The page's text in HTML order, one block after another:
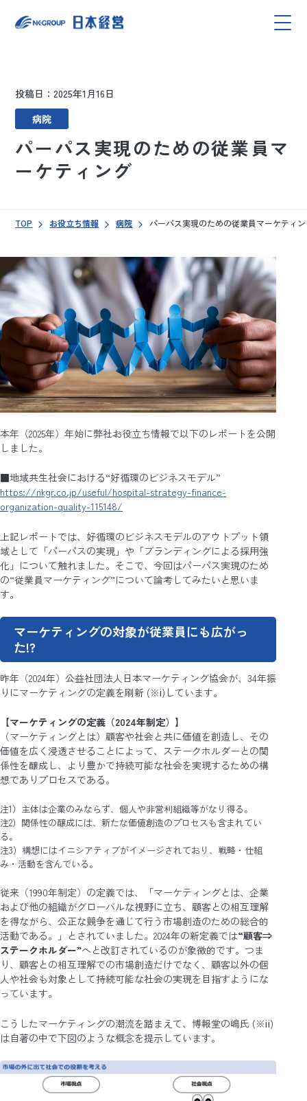
投稿日：2025年1月16日
病院
パーパス実現のための従業員マ
ーケティング
TOP お役立ち情報 病院 パーパス実現のための従業員マーケティ
本年（2025年）年始に弊社お役立ち情報で以下のレポートを公開
しました。
■地域共生社会における“好循環のビジネスモデル”
https://nkgr.co.jp/useful/hospital-strategy-finance-
organization-quality-115148/
上記レポートでは、好循環のビジネスモデルのアウトプット領
域として「パーパスの実現」や「ブランディングによる採用強
化」について触れました。そこで、今回はパーパス実現のため
の“従業員マーケティング”について論考してみたいと思いま
す。
マーケティングの対象が従業員にも広がっ
た!?
昨年（2024年）公益社団法人日本マーケティング協会が、34年振
りにマーケティングの定義を刷新 (※ⅰ)しています。
【マーケティングの定義（2024年制定）】
（マーケティングとは）顧客や社会と共に価値を創造し、その
価値を広く浸透させることによって、ステークホルダーとの関
係性を醸成し、より豊かで持続可能な社会を実現するための構
想でありプロセスである。
注1）主体は企業のみならず、個人や非営利組織等がなり得る。
注2）関係性の醸成には、新たな価値創造のプロセスも含まれてい
る。
注3）構想にはイニシアティブがイメージされており、戦略・仕組
み・活動を含んでいる。
従来（1990年制定）の定義では、「マーケティングとは、企業
および他の組織がグローバルな視野に立ち、顧客との相互理解
を得ながら、公正な競争を通じて行う市場創造のための総合的
活動である。」とされていました。2024年の新定義では“顧客⇒
ステークホルダー”へと改訂されているのが象徴的です。つま
り、顧客との相互理解での市場創造だけでなく、顧客以外の個
人や社会も対象として持続可能な社会の実現を目指すようにな
っています。
こうしたマーケティングの潮流を踏まえて、博報堂の嶋氏 (※ⅱ)
は自著の中で下図のような概念を提示しています。